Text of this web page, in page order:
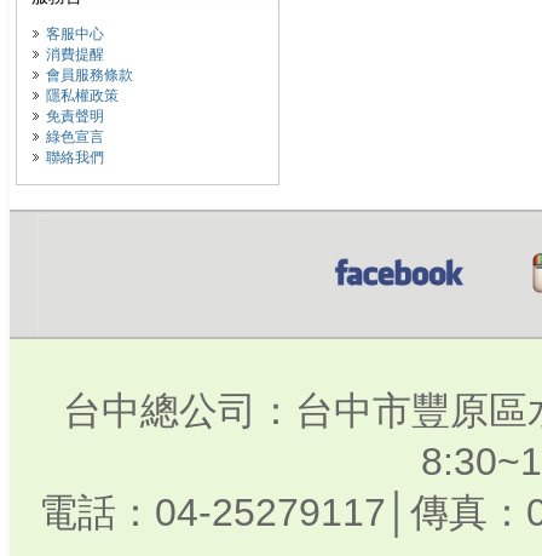
客服中心
消費提醒
會員服務條款
隱私權政策
免責聲明
綠色宣言
聯絡我們
台中總公司：台中市豐原
電話：04-25279117│傳真